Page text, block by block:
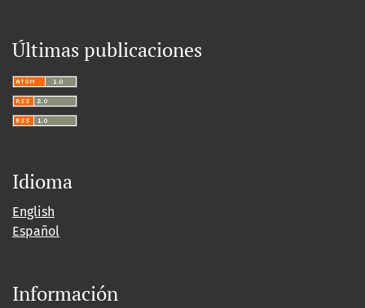
Últimas publicaciones
Idioma
English
Español
Información